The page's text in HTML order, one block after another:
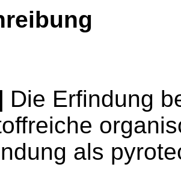
Die Erfindung
als